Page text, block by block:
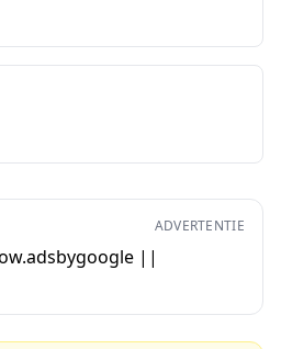
ADVERTENTIE
||